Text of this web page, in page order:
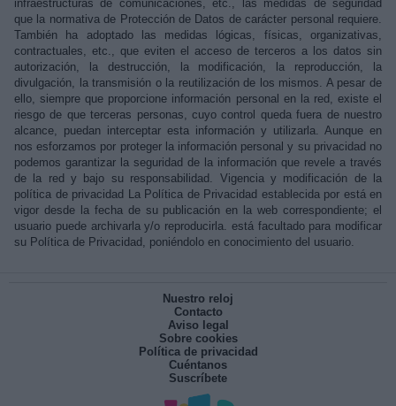
infraestructuras de comunicaciones, etc., las medidas de seguridad
que la normativa de Protección de Datos de carácter personal requiere.
También ha adoptado las medidas lógicas, físicas, organizativas,
contractuales, etc., que eviten el acceso de terceros a los datos sin
autorización, la destrucción, la modificación, la reproducción, la
divulgación, la transmisión o la reutilización de los mismos. A pesar de
ello, siempre que proporcione información personal en la red, existe el
riesgo de que terceras personas, cuyo control queda fuera de nuestro
alcance, puedan interceptar esta información y utilizarla. Aunque en
nos esforzamos por proteger la información personal y su privacidad no
podemos garantizar la seguridad de la información que revele a través
de la red y bajo su responsabilidad. Vigencia y modificación de la
política de privacidad La Política de Privacidad establecida por está en
vigor desde la fecha de su publicación en la web correspondiente; el
usuario puede archivarla y/o reproducirla. está facultado para modificar
su Política de Privacidad, poniéndolo en conocimiento del usuario.
Nuestro reloj
Contacto
Aviso legal
Sobre cookies
Política de privacidad
Cuéntanos
Suscríbete